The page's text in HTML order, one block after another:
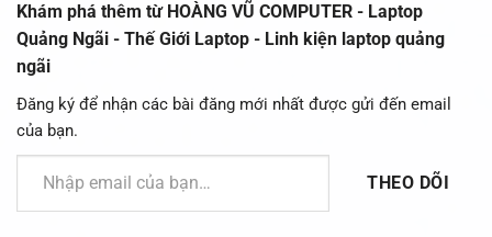
Khám phá thêm từ HOÀNG VŨ COMPUTER - Laptop
Quảng Ngãi - Thế Giới Laptop - Linh kiện laptop quảng
ngãi
Đăng ký để nhận các bài đăng mới nhất được gửi đến email
của bạn.
Nhập email của bạn…
THEO DÕI